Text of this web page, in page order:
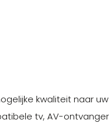
kwaliteit naar
tv, AV-